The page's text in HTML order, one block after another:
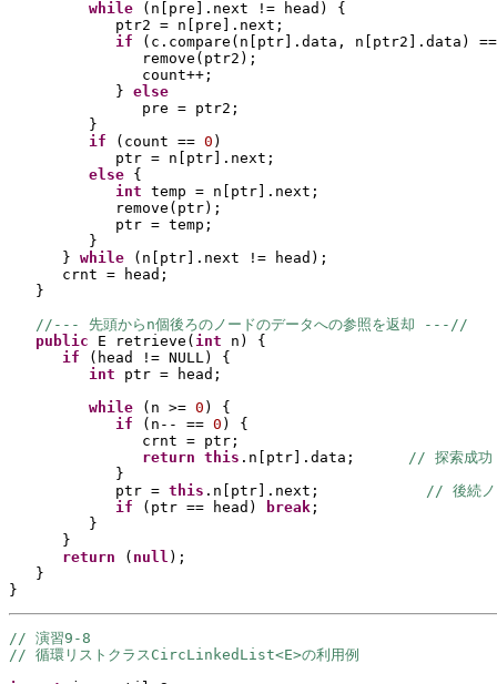
while ( n pre .next != head ) {
ptr2 = n
pre
.next;
if
( c.compare ( n ptr .data, n ptr2 .data )
remove ( ptr2 ) ;
count++;
} else
pre = ptr2;
}
if
( count == 0 )
ptr = n
ptr
.next;
else {
int temp = n ptr
.next;
remove ( ptr) ;
ptr = temp;
}
} while ( n ptr .next != head ) ;
crnt = head;
}
//--- 先頭からn個後ろのノードのデータへの参照を返却 ---//
public E retrieve ( int n ) {
if
( head != NULL ) {
int ptr = head;
while
( n >= 0 ) {
if
( n-- == 0 ) {
crnt = ptr;
return this .n ptr .data;
// 探索成功
}
ptr = this .n ptr .next;
// 後続ノ
if
( ptr == head ) break ;
}
}
return
( null ) ;
}
}
// 演習9-8
// 循環リストクラスCircLinkedList<E>の利用例